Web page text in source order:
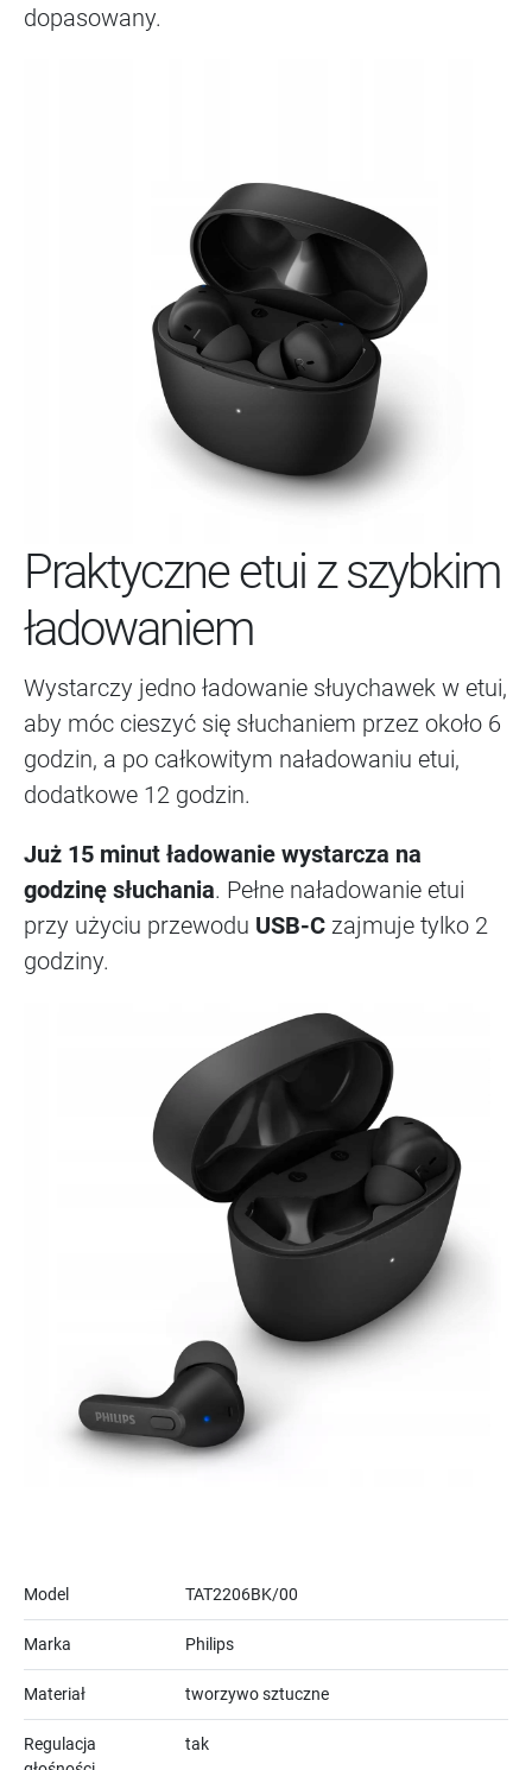
dopasowany.
Praktyczne etui z szybkim
ładowaniem
Wystarczy jedno ładowanie słuychawek w etui,
aby móc cieszyć się słuchaniem przez około 6
godzin, a po całkowitym naładowaniu etui,
dodatkowe 12 godzin.
Już 15 minut ładowanie wystarcza na
godzinę słuchania. Pełne naładowanie etui
przy użyciu przewodu USB-C zajmuje tylko 2
godziny.
Model TAT2206BK/00
Marka Philips
Materiał tworzywo sztuczne
Regulacja
tak